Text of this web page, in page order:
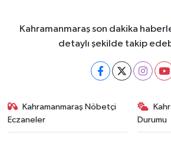
Kahramanmaraş son dakika
detaylı şekilde takip
Kahramanmaraş Nöbetçi
Eczaneler
Durumu